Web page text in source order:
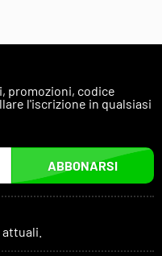
promozioni, codice
l'iscrizione in qualsiasi
ABBONARSI
attuali.